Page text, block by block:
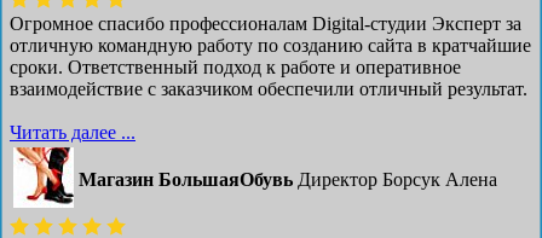
Огромное спасибо профессионалам Digital-студии Эксперт за
отличную командную работу по созданию сайта в кратчайшие
сроки. Ответственный подход к работе и оперативное
взаимодействие с заказчиком обеспечили отличный результат.
Читать далее ...
Магазин БольшаяОбувь Директор Борсук Алена